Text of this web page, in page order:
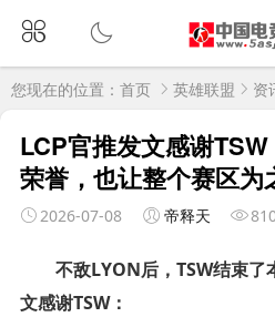
您现在的位置： 首页 英雄联盟 资
LCP官推发文感谢
荣誉，也让整个赛区为
2026-07-08 帝释天
不敌LYON后，TSW结束了
文感谢TSW：